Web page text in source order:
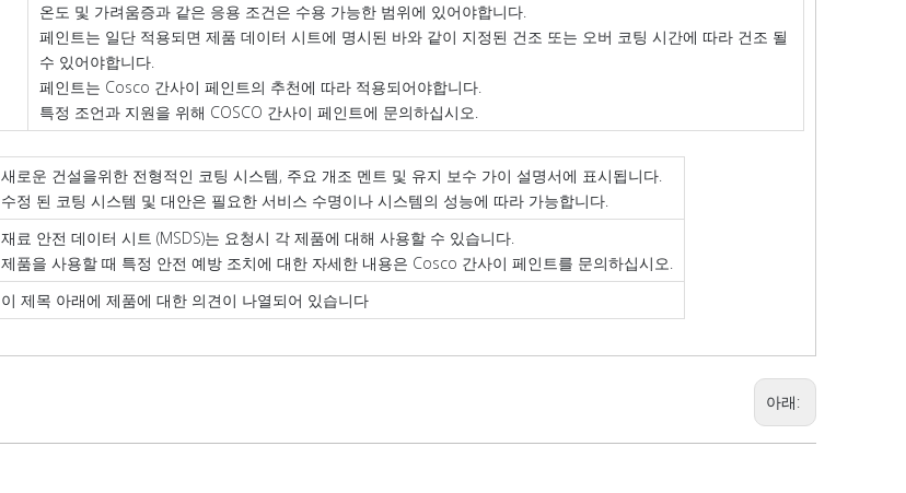
온도 및 가려움증과 같은 응용 조건은 수용 가능한 범위에 있어야합니다.
페인트는 일단 적용되면 제품 데이터 시트에 명시된 바와 같이 지정된 건조 또는 오버 코팅 시간에 따라 건조 될
수 있어야합니다.
페인트는 Cosco 간사이 페인트의 추천에 따라 적용되어야합니다.
특정 조언과 지원을 위해 COSCO 간사이 페인트에 문의하십시오.
새로운 건설을위한 전형적인 코팅 시스템, 주요 개조 멘트 및 유지 보수 가이 설명서에 표시됩니다.
수정 된 코팅 시스템 및 대안은 필요한 서비스 수명이나 시스템의 성능에 따라 가능합니다.
재료 안전 데이터 시트 (MSDS)는 요청시 각 제품에 대해 사용할 수 있습니다.
제품을 사용할 때 특정 안전 예방 조치에 대한 자세한 내용은 Cosco 간사이 페인트를 문의하십시오.
이 제목 아래에 제품에 대한 의견이 나열되어 있습니다
아래: